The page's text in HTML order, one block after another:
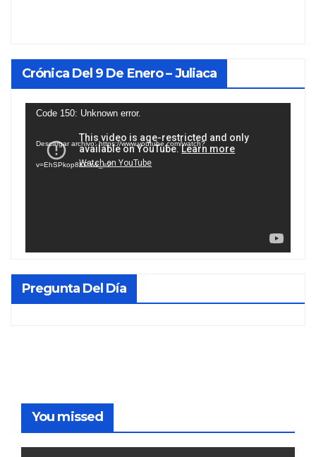
Crónica Del 9 De Enero – Juliaca
Reproductor
vídeo
Code 150: Unknown error.
Descargar archivo: https://www.youtube.com/watch?
v=EhSPkop8KPY&_=2
Pregunta Del Día
You missed